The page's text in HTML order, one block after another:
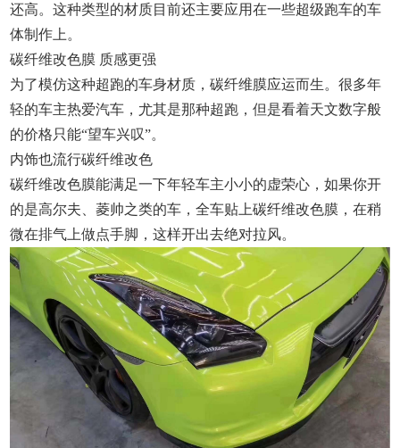
还高。这种类型的材质目前还主要应用在一些超级跑车的车
体制作上。
碳纤维改色膜 质感更强
为了模仿这种超跑的车身材质，碳纤维膜应运而生。很多年
轻的车主热爱汽车，尤其是那种超跑，但是看着天文数字般
的价格只能“望车兴叹”。
内饰也流行碳纤维改色
碳纤维改色膜能满足一下年轻车主小小的虚荣心，如果你开
的是高尔夫、菱帅之类的车，全车贴上碳纤维改色膜，在稍
微在排气上做点手脚，这样开出去绝对拉风。